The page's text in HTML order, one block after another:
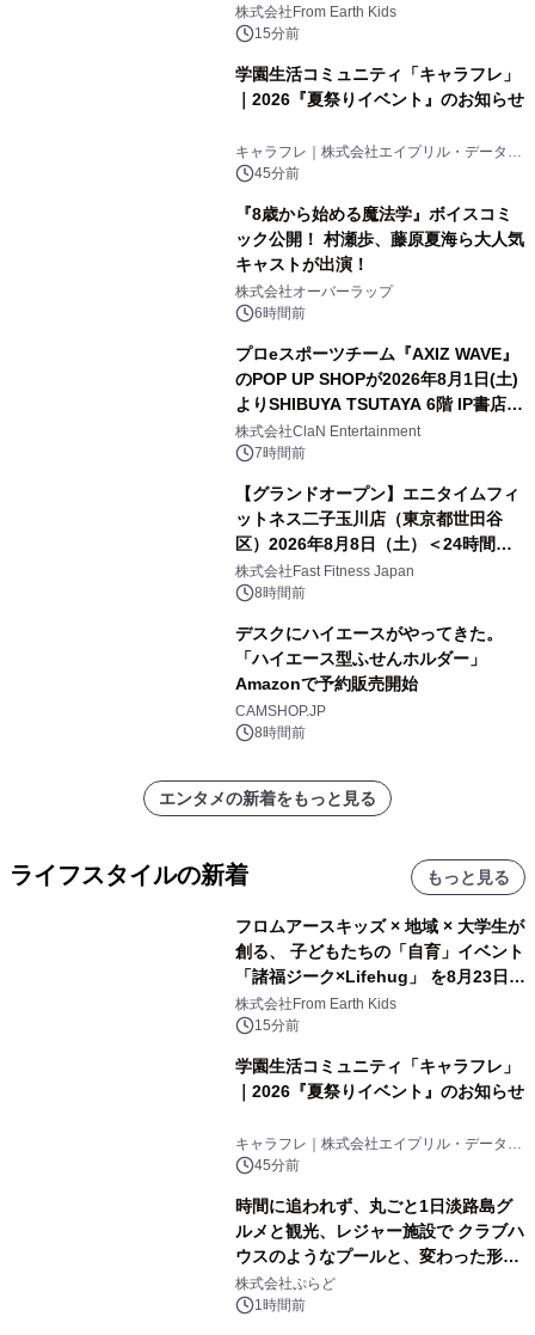
(日)開催
株式会社From Earth Kids
15分前
学園生活コミュニティ「キャラフレ」
｜2026『夏祭りイベント』のお知らせ
キャラフレ｜株式会社エイプリル・データ・
デザインズ
45分前
『8歳から始める魔法学』ボイスコミ
ック公開！ 村瀬歩、藤原夏海ら大人気
キャストが出演！
株式会社オーバーラップ
6時間前
プロeスポーツチーム『AXIZ WAVE』
のPOP UP SHOPが2026年8月1日(土)
よりSHIBUYA TSUTAYA 6階 IP書店で
開催決定！！
株式会社ClaN Entertainment
7時間前
【グランドオープン】エニタイムフィ
ットネス二子玉川店（東京都世田谷
区）2026年8月8日（土）＜24時間年
中無休のフィットネスジム＞
株式会社Fast Fitness Japan
8時間前
デスクにハイエースがやってきた。
「ハイエース型ふせんホルダー」
Amazonで予約販売開始
CAMSHOP.JP
8時間前
エンタメの新着をもっと見る
ライフスタイルの新着 もっと見る
フロムアースキッズ × 地域 × 大学生が
創る、 子どもたちの「自育」イベント
「諸福ジーク×Lifehug」 を8月23日
(日)開催
株式会社From Earth Kids
15分前
学園生活コミュニティ「キャラフレ」
｜2026『夏祭りイベント』のお知らせ
キャラフレ｜株式会社エイプリル・データ・
デザインズ
45分前
時間に追われず、丸ごと1日淡路島グ
ルメと観光、レジャー施設で クラブハ
ウスのようなプールと、変わった形の
サウナも 「THE BOXY AWAJI」のお
得な素泊まり連泊プランで
株式会社ぷらど
1時間前